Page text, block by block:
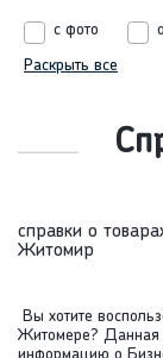
с фото
Раскрыть все
справки о
Житомир
Вы хотите
Житомере? Данная